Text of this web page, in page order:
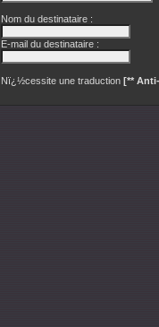
Nom du destinataire :
E-mail du destinataire :
Nï¿½cessite une traduction [**